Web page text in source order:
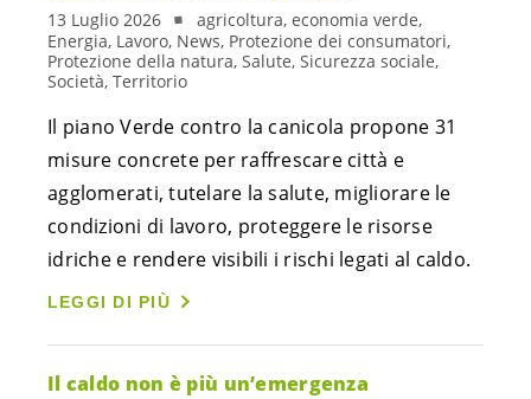
13 Luglio 2026
agricoltura, economia verde,
Energia, Lavoro, News, Protezione dei consumatori,
Protezione della natura, Salute, Sicurezza sociale,
Società, Territorio
Il piano Verde contro la canicola propone 31
misure concrete per raffrescare città e
agglomerati, tutelare la salute, migliorare le
condizioni di lavoro, proteggere le risorse
idriche e rendere visibili i rischi legati al caldo.
LEGGI DI PIÙ
Il caldo non è più un’emergenza